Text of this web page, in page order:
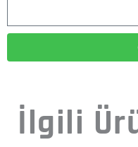
İlgili